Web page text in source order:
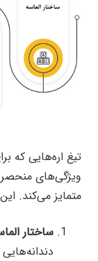
تیغ اره‌هایی که
ویژگی‌های منحصر
متمایز می‌کند.
ساختار